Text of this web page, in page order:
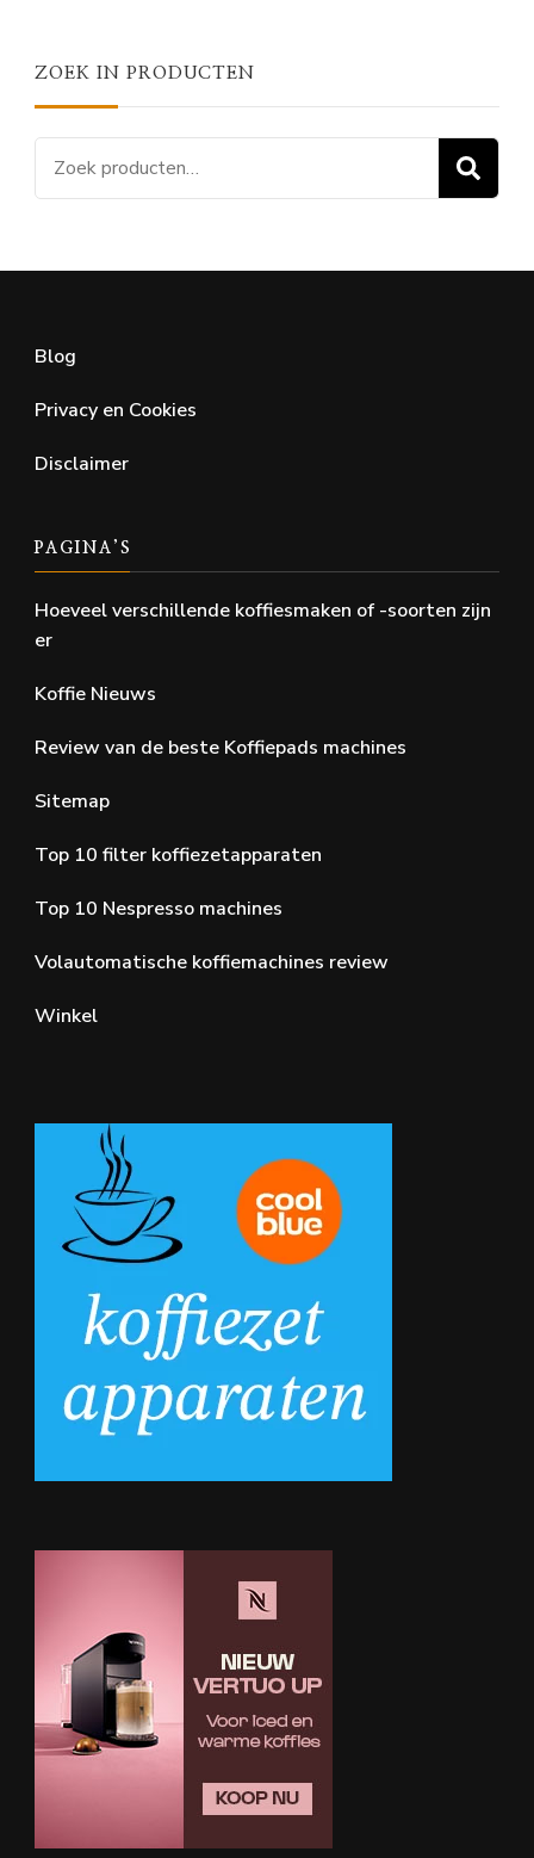
ZOEK IN PRODUCTEN
Zoeken
naar:
Blog
Privacy en Cookies
Disclaimer
PAGINA’S
Hoeveel verschillende koffiesmaken of -soorten zijn
er
Koffie Nieuws
Review van de beste Koffiepads machines
Sitemap
Top 10 filter koffiezetapparaten
Top 10 Nespresso machines
Volautomatische koffiemachines review
Winkel